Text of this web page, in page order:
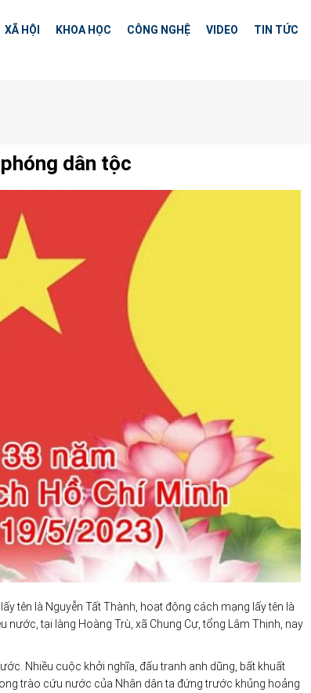
XÃ HỘI KHOA HỌC CÔNG NGHỆ VIDEO TIN TỨC
dân tộc
tên là Nguyễn Tất Thành, hoạt động cách mạng lấy tên là
tại làng Hoàng Trù, xã Chung Cự, tổng Lâm Thịnh, nay
Nhiều cuộc khởi nghĩa, đấu tranh anh dũng, bất khuất
trào cứu nước của Nhân dân ta đứng trước khủng hoảng